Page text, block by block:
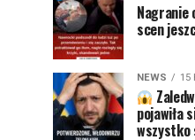
Nagranie
scen
NEWS 15
pojawiła
wszystko